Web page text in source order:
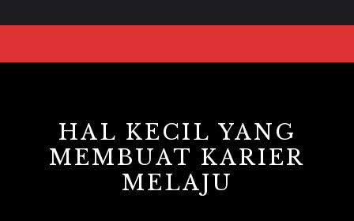
HAL KECIL YANG
MEMBUAT KARIER
MELAJU